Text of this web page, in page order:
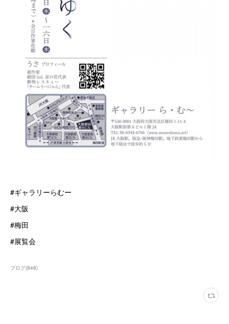
#ギャラリーらむー
#大阪
#梅田
#展覧会
ブログ(848)